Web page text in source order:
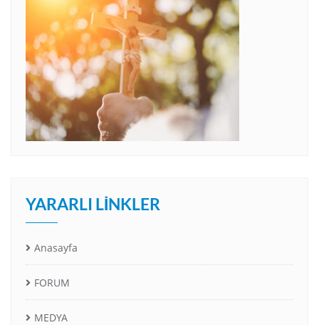
YARARLI LINKLER
Anasayfa
FORUM
MEDYA